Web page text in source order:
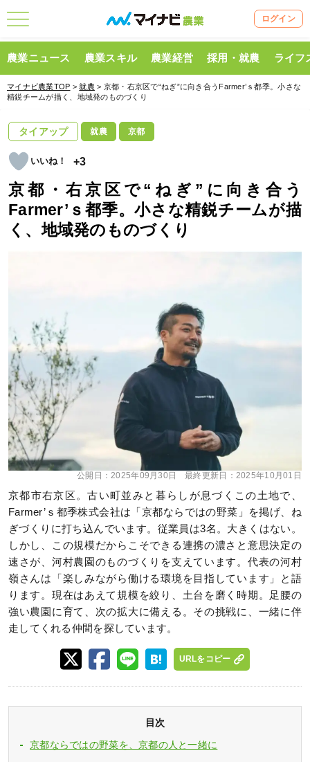
ログイン
農業ニュース 農業スキル 農業経営 採用・就農 ライフ
マイナビ農業TOP >就農 > 京都・右京区で“ねぎ”に向き合うFarmer’ｓ都季。小さな
精鋭チームが描く、地域発のものづくり
タイアップ 就農 京都
+3
京都・右京区で“ねぎ”に向き合う
Farmer’ｓ都季。小さな精鋭チームが描
く、地域発のものづくり
公開日：2025年09月30日 最終更新日： 2025年10月01日
京都市右京区。古い町並みと暮らしが息づくこの土地で、
Farmer’ｓ都季株式会社は「京都ならではの野菜」を掲げ、ね
ぎづくりに打ち込んでいます。従業員は3名。大きくはない。
しかし、この規模だからこそできる連携の濃さと意思決定の
速さが、河村農園のものづくりを支えています。代表の河村
嶺さんは「楽しみながら働ける環境を目指しています」と語
ります。現在はあえて規模を絞り、土台を磨く時期。足腰の
強い農園に育て、次の拡大に備える。その挑戦に、一緒に伴
走してくれる仲間を探しています。
URLをコピー
目次
京都ならではの野菜を、京都の人と一緒に